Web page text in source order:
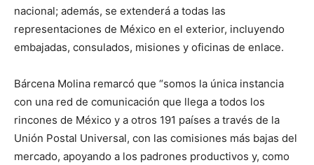
nacional; además, se extenderá a todas las
representaciones de México en el exterior, incluyendo
embajadas, consulados, misiones y oficinas de enlace.
Bárcena Molina remarcó que “somos la única instancia
con una red de comunicación que llega a todos los
rincones de México y a otros 191 países a través de la
Unión Postal Universal, con las comisiones más bajas del
mercado, apoyando a los padrones productivos y, como